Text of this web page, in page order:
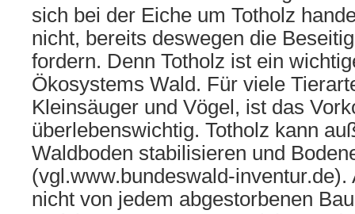
sich bei der Eiche um Totholz
nicht, bereits deswegen die
fordern. Denn Totholz ist ein
Ökosystems Wald. Für viele
Kleinsäuger und Vögel, ist das
überlebenswichtig. Totholz kann
Waldboden stabilisieren und
(vgl.www.bundeswald-inventur.de).
nicht von jedem abgestorbenen